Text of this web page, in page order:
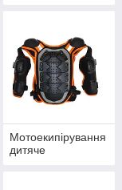
Мотоекипірування
дитяче